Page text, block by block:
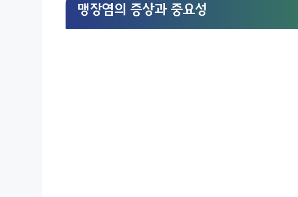
맹장염의 증상과 중요성